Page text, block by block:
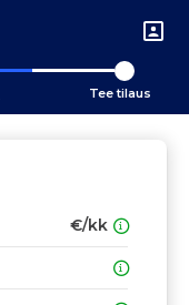
Tee tilaus
€/kk